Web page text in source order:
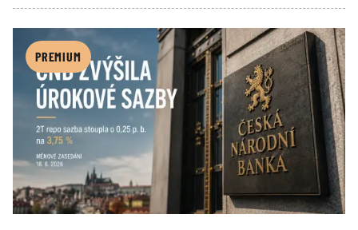
po přechodném období. Binance ale svůj termín
prošvihla a její klienti, včetně těch českých, začínají
mít obavy o svůj majetek. Co se ale ve skutečnosti
změní pro české klienty a jejich portfolia?
PREMIUM